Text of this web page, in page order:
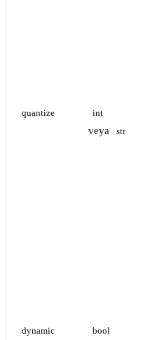
quantize int
veya str
dynamic bool